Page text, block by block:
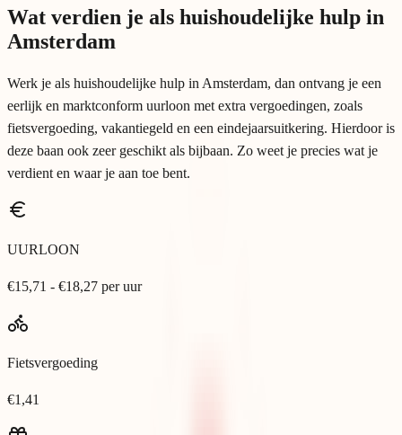
Wat verdien je als huishoudelijke hulp in
Amsterdam
Werk je als huishoudelijke hulp in Amsterdam, dan ontvang je een
eerlijk en marktconform uurloon met extra vergoedingen, zoals
fietsvergoeding, vakantiegeld en een eindejaarsuitkering. Hierdoor is
deze baan ook zeer geschikt als bijbaan. Zo weet je precies wat je
verdient en waar je aan toe bent.
UURLOON
€15,71 - €18,27 per uur
Fietsvergoeding
€1,41